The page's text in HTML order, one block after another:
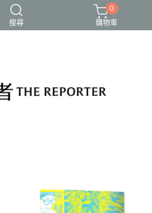
搜尋
0
購物車